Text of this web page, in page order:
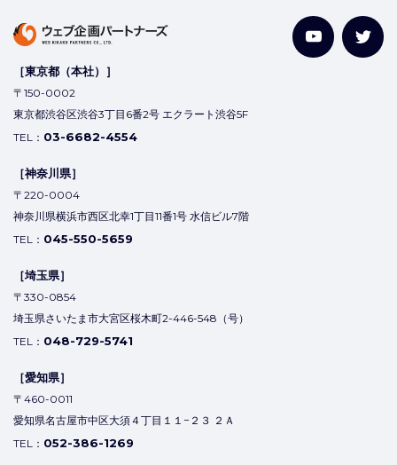
［東京都（本社）］
〒150-0002
東京都渋谷区渋谷3丁目6番2号 エクラート渋谷5F
TEL： 03-6682-4554
［神奈川県］
〒220-0004
神奈川県横浜市西区北幸1丁目11番1号 水信ビル7階
TEL： 045-550-5659
［埼玉県］
〒330-0854
埼玉県さいたま市大宮区桜木町2-446-548（号）
TEL： 048-729-5741
［愛知県］
〒460-0011
愛知県名古屋市中区大須４丁目１１−２３ ２Ａ
TEL： 052-386-1269